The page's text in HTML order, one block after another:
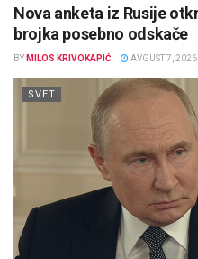
Nova anketa iz Rusije
brojka posebno odskače
BY MILOS KRIVOKAPIĆ AVGUST 7, 2026
SVET